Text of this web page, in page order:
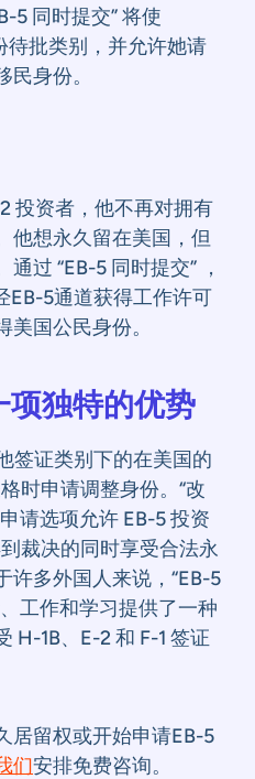
5 同时提交” 将使
待批类别，并允许她请
身份。
投资者，他不再对拥有
他想永久留在美国，但
过 “EB-5 同时提交” ，
EB-5通道获得工作许可
国公民身份。
项独特的优势
签证类别下的在美国的
时申请调整身份。“改
请选项允许 EB-5 投资
裁决的同时享受合法永
许多外国人来说，“EB-5
工作和学习提供了一种
H-1B、E-2 和 F-1 签证
居留权或开始申请EB-5
们安排免费咨询。